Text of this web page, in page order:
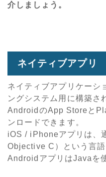
介しましょう。
ネイティブアプリ
ネイティブアプリケーシ
ングシステム用に構築さ
AndroidのApp Storeと
ンロードできます。
iOS / iPhoneアプリは、
Objective C）という言語
AndroidアプリはJavaを